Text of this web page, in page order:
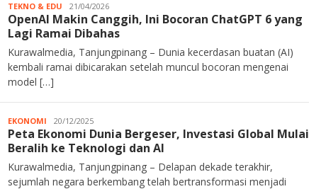
TEKNO & EDU Kurawalmedia
21/04/2026
OpenAI Makin Canggih, Ini Bocoran ChatGPT 6 yang
Lagi Ramai Dibahas
Kurawalmedia, Tanjungpinang – Dunia kecerdasan buatan (AI)
kembali ramai dibicarakan setelah muncul bocoran mengenai
model […]
EKONOMI Kurawalmedia
20/12/2025
Peta Ekonomi Dunia Bergeser, Investasi Global Mulai
Beralih ke Teknologi dan AI
Kurawalmedia, Tanjungpinang – Delapan dekade terakhir,
sejumlah negara berkembang telah bertransformasi menjadi